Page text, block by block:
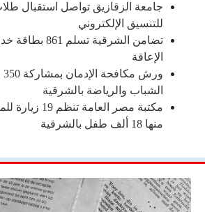
جامعة الزقازيق تواصل استقبال
للتنسيق الإلكتروني
تضامن الشرقية
الإعاقة
الشباب والرياضة بالشرقية
مكتبة مصر العامة
منها 18 ألف طفل بالشرقية